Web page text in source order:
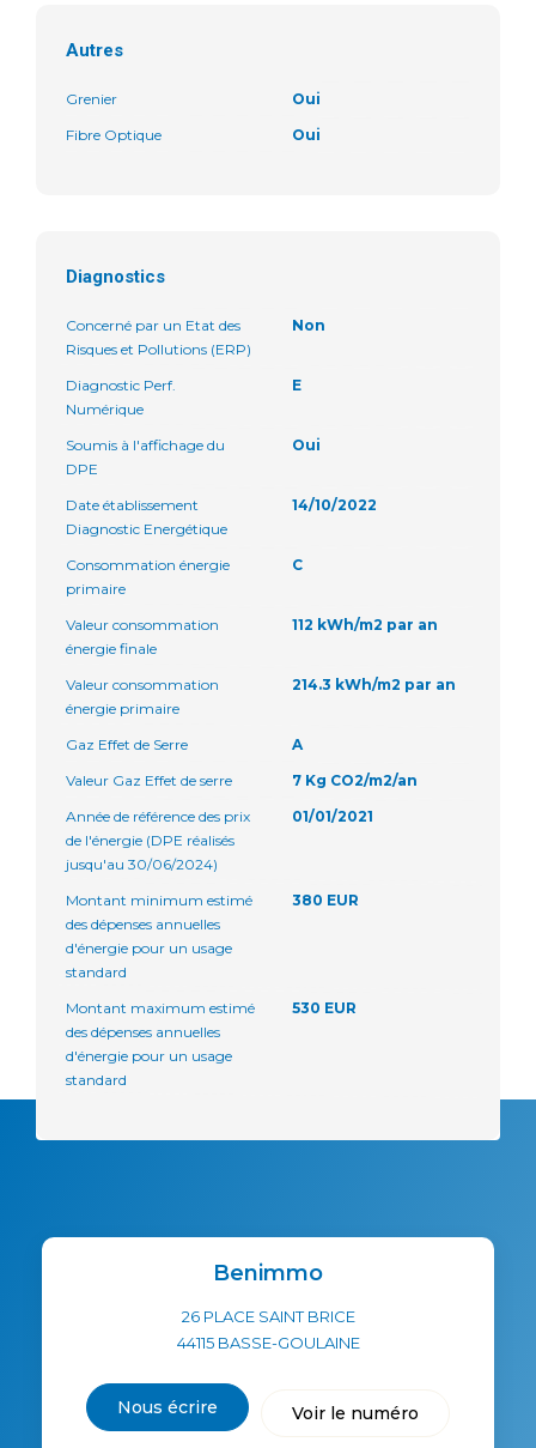
Autres
Grenier
Oui
Fibre Optique
Oui
Diagnostics
Concerné par un Etat des
Risques et Pollutions (ERP)
Non
Diagnostic Perf.
Numérique
E
Soumis à l'affichage du
DPE
Oui
Date établissement
Diagnostic Energétique
14/10/2022
Consommation énergie
primaire
C
Valeur consommation
énergie finale
112 kWh/m2 par an
Valeur consommation
énergie primaire
214.3 kWh/m2 par an
Gaz Effet de Serre
A
Valeur Gaz Effet de serre
7 Kg CO2/m2/an
Année de référence des prix
de l'énergie (DPE réalisés
jusqu'au 30/06/2024)
01/01/2021
Montant minimum estimé
des dépenses annuelles
d'énergie pour un usage
standard
380 EUR
Montant maximum estimé
des dépenses annuelles
d'énergie pour un usage
standard
530 EUR
Benimmo
26 PLACE SAINT BRICE
44115 BASSE-GOULAINE
Nous écrire Voir le numéro